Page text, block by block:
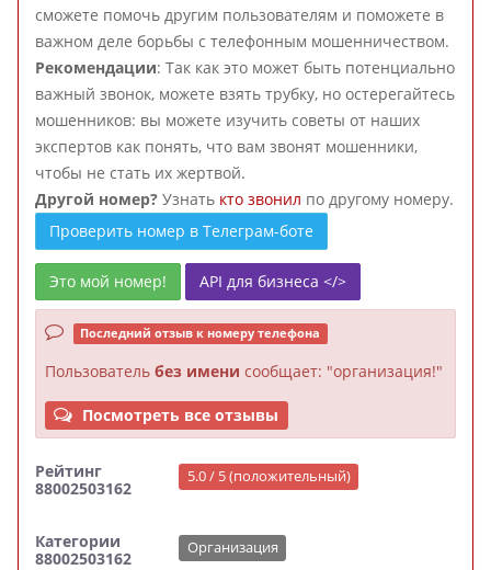
сможете помочь другим пользователям и поможете в
важном деле борьбы с телефонным мошенничеством.
Рекомендации: Так как это может быть потенциально
важный звонок, можете взять трубку, но остерегайтесь
мошенников: вы можете изучить советы от наших
экспертов как понять, что вам звонят мошенники,
чтобы не стать их жертвой.
Другой номер? Узнать кто звонил по другому номеру.
Проверить номер в Телеграм-боте
Это мой номер! API для бизнеса </>
Последний отзыв к номеру телефона
Пользователь без имени сообщает: "организация!"
Посмотреть все отзывы
Рейтинг
88002503162
5.0 / 5 (положительный)
Категории
88002503162
Организация